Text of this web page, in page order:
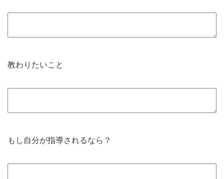
教わりたいこと
もし自分が指導されるなら？